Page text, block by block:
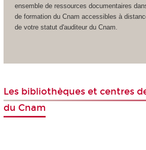
ensemble de ressources documentaires
de formation du Cnam accessibles à
de votre statut d'auditeur du Cnam.
Les bibliothèques et centres
du Cnam